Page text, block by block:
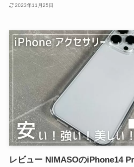
2023年11月25日
レビュー NIMASOのiPhone14